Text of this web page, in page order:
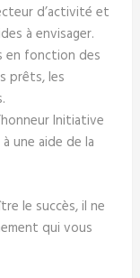
d’activité et
à envisager.
en fonction des
prêts, les
Initiative
une aide de la
le succès, il ne
qui vous